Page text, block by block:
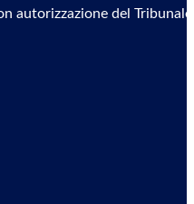
autorizzazione del